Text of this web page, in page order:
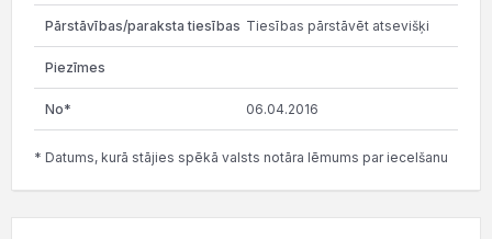
Tiesības pārstāvēt atsevišķi
06.04.2016
* Datums, kurā stājies spēkā valsts notāra lēmums par iecelšanu